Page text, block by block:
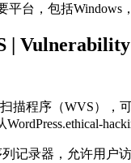
平台，包括Windows
|
描程序（WVS）
记录器，允许用户